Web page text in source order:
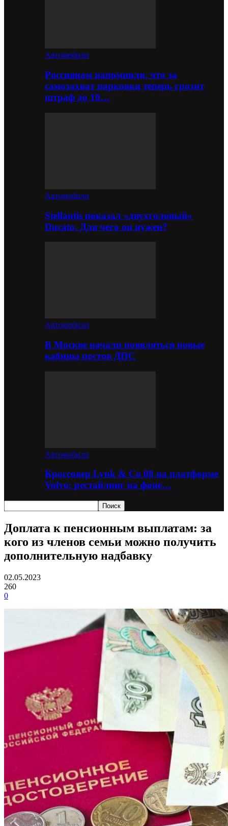
Автомобили
Россиянам напомнили, что за
самозахват парковки теперь грозит
штраф до 10…
Автомобили
Stellantis показал «двухголовый»
Ducato. Для чего он нужен?
Автомобили
В Москве начали появляться новые
кабины постов ДПС
Автомобили
Кроссовер Lynk & Co 08 на платформе
Volvo: рестайлинг на фоне…
Доплата к пенсионным выплатам: за
кого из членов семьи можно получить
дополнительную надбавку
02.05.2023
260
0